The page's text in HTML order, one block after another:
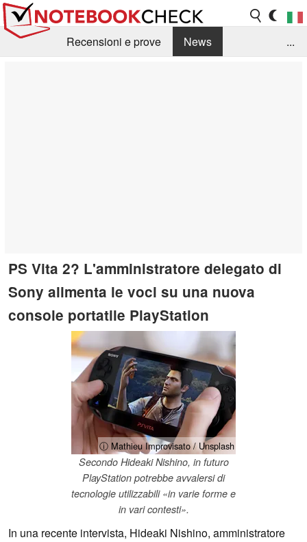
Recensioni e prove
News
...
PS Vita 2? L'amministratore delegato di
Sony alimenta le voci su una nuova
console portatile PlayStation
ⓘ Mathieu Improvisato / Unsplash
Secondo Hideaki Nishino, in futuro
PlayStation potrebbe avvalersi di
tecnologie utilizzabili «in varie forme e
in vari contesti».
In una recente intervista, Hideaki Nishino, amministratore